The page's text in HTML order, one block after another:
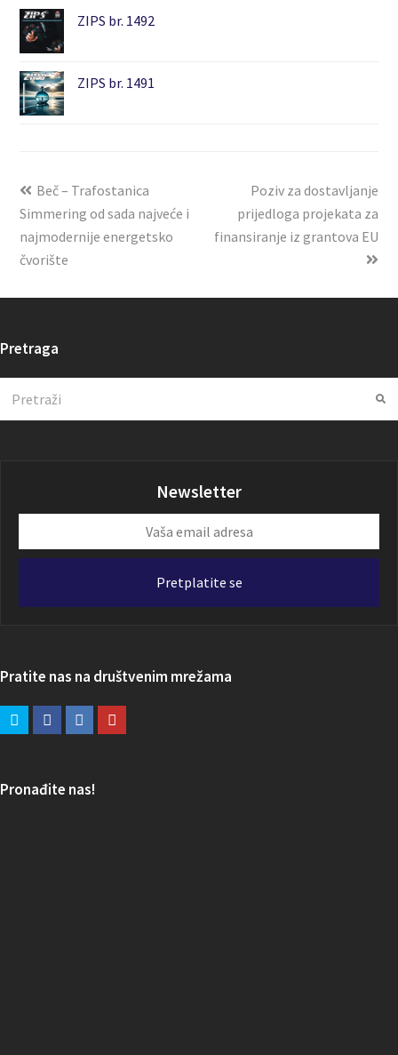
ZIPS br. 1492
ZIPS br. 1491
Beč – Trafostanica
Simmering od sada najveće i
najmodernije energetsko
čvorište
Poziv za dostavljanje
prijedloga projekata za
finansiranje iz grantova EU
Pretraga
Newsletter
email
Pretplatite se
Pratite nas na društvenim mrežama
Pronađite nas!